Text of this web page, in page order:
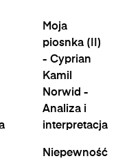
Moja
piosnka (II)
- Cyprian
Kamil
Norwid -
Analiza i
interpretacja
Niepewność